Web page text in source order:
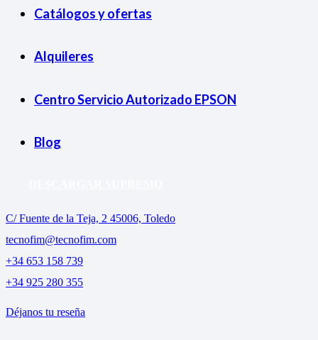
Catálogos y ofertas
Alquileres
Centro Servicio Autorizado EPSON
Blog
C/ Fuente de la Teja, 2 45006, Toledo
tecnofim@tecnofim.com
+34 653 158 739
+34 925 280 355
Déjanos tu reseña